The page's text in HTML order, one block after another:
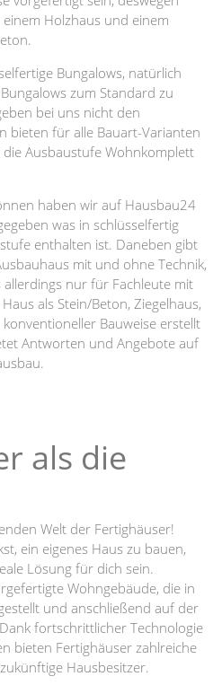
Holzhaus und einem
Bungalows, natürlich
zum Standard zu
bei uns nicht den
bieten für alle Bauart-Varianten
Ausbaustufe Wohnkomplett
haben wir auf Hausbau24
was in schlüsselfertig
enthalten ist. Daneben gibt
mit und ohne Technik,
allerdings nur für Fachleute mit
als Stein/Beton, Ziegelhaus,
Bauweise erstellt
Antworten und Angebote auf
als die
Welt der Fertighäuser!
ein eigenes Haus zu bauen,
Lösung für dich sein.
Wohngebäude, die in
und anschließend auf der
fortschrittlicher Technologie
bieten Fertighäuser zahlreiche
Hausbesitzer.